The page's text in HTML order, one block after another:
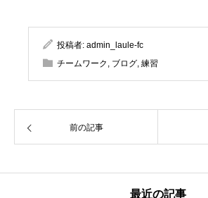
投稿者: admin_laule-fc
チームワーク
ブログ 練習
前の記事
最近の記事